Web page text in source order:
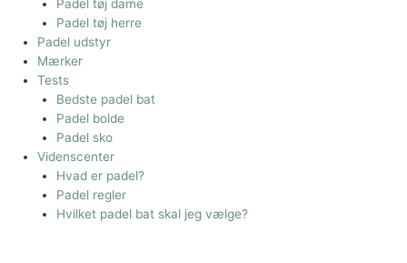
Padel tøj dame
Padel tøj herre
Padel udstyr
Mærker
Tests
Bedste padel bat
Padel bolde
Padel sko
Videnscenter
Hvad er padel?
Padel regler
Hvilket padel bat skal jeg vælge?